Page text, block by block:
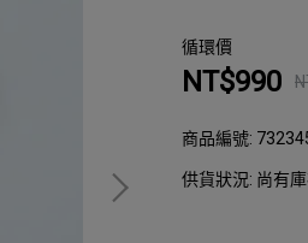
循環價
NT$990
商品編號:
供貨狀況: 尚有